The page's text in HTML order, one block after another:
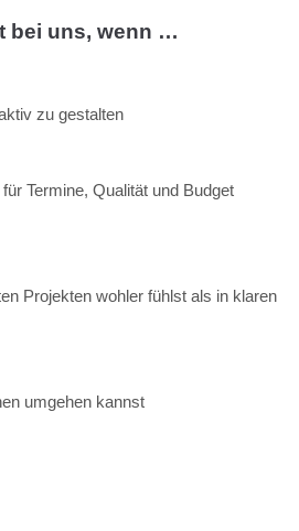
bei uns, wenn …
zu gestalten
Termine, Qualität und Budget
Projekten wohler fühlst als in klaren
umgehen kannst